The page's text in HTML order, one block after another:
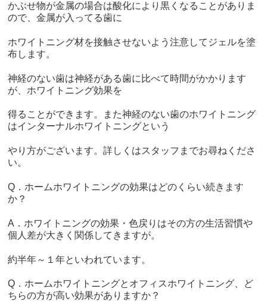
かぶせ物が金属の場合は酸化により黒くなることがありま
ので、金属が入ってる歯に
ホワイトニング材を接触させないよう注意してジェルを塗
布します。
神経のない歯は神経がある歯に比べて時間がかかります
が、ホワイトニング効果を
得ることができます。また神経のない歯のホワイトニング
はインターナルホワイトニングという
やり方がございます。詳しくはスタッフまでお尋ねくださ
い。
Q．ホームホワイトニングの効果はどのくらい続きます
か？
A．ホワイトニングの効果・色戻りはその方の生活習慣や
個人差が大きく関係してきますが。
約半年～１年といわれています。
Q．ホームホワイトニングとオフィスホワイトニング、ど
ちらの方が高い効果がありますか？